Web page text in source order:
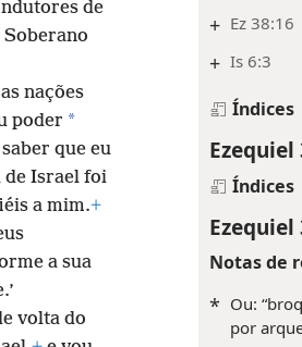
+ Ez 38:16
+ Is 6:3
Índices
Ezequiel
Índices
Ezequiel
Notas de
* Ou:
por
de
Soberano
nações
poder *
que eu
de Israel foi
a mim.+
a sua
volta do